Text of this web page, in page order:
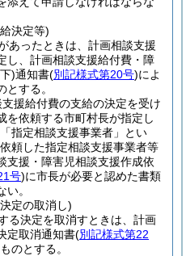
決定等)
あったときは、計画相談支援
し、計画相談支援給付費・障
)通知書(別記様式第20号)によ
とする。
援給付費の支給の決定を受け
を依頼する市町村長が指定し
指定相談支援事業者」とい
頼した指定相談支援事業者等
支援・障害児相談支援作成依
号)に市長が必要と認めた書類
。
定の取消し)
る決定を取消すときは、計画
定取消通知書(別記様式第22
のとする。